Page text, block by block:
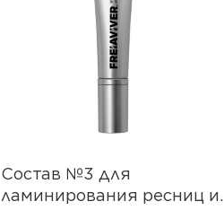
Состав №3 для
ламинирования ресниц и